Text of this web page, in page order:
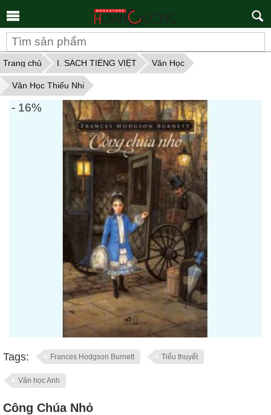
Trang chủ I. SÁCH TIẾNG VIỆT Văn Học
Văn Học Thiếu Nhi
Tags: Frances Hodgson Burnett Tiểu thuyết
Văn học Anh
- 16%
Công Chúa Nhỏ